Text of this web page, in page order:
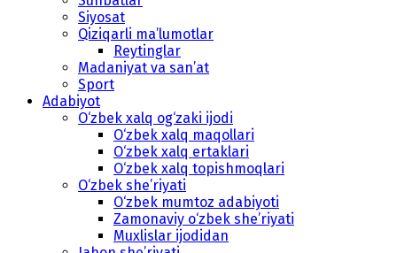
Siyosat
Qiziqarli ma’lumotlar
Reytinglar
Madaniyat va san’at
Sport
Adabiyot
O‘zbek xalq og‘zaki ijodi
O‘zbek xalq maqollari
O‘zbek xalq ertaklari
O‘zbek xalq topishmoqlari
O‘zbek she’riyati
O‘zbek mumtoz adabiyoti
Zamonaviy o‘zbek she’riyati
Muxlislar ijodidan